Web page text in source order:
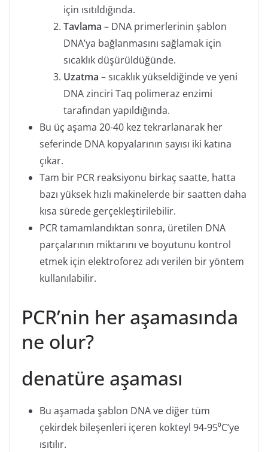
için ısıtıldığında.
Tavlama – DNA primerlerinin şablon
DNA’ya bağlanmasını sağlamak için
sıcaklık düşürüldüğünde.
Uzatma – sıcaklık yükseldiğinde ve yeni
DNA zinciri Taq polimeraz enzimi
tarafından yapıldığında.
Bu üç aşama 20-40 kez tekrarlanarak her
seferinde DNA kopyalarının sayısı iki katına
çıkar.
Tam bir PCR reaksiyonu birkaç saatte, hatta
bazı yüksek hızlı makinelerde bir saatten daha
kısa sürede gerçekleştirilebilir.
PCR tamamlandıktan sonra, üretilen DNA
parçalarının miktarını ve boyutunu kontrol
etmek için elektroforez adı verilen bir yöntem
kullanılabilir.
PCR’nin her aşamasında
ne olur?
denatüre aşaması
Bu aşamada şablon DNA ve diğer tüm
çekirdek bileşenleri içeren kokteyl 94-95⁰C’ye
ısıtılır.